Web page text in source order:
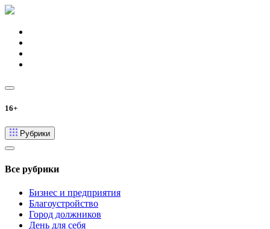
16+
Рубрики
Все рубрики
Бизнес и предприятия
Благоустройство
Город должников
День для себя